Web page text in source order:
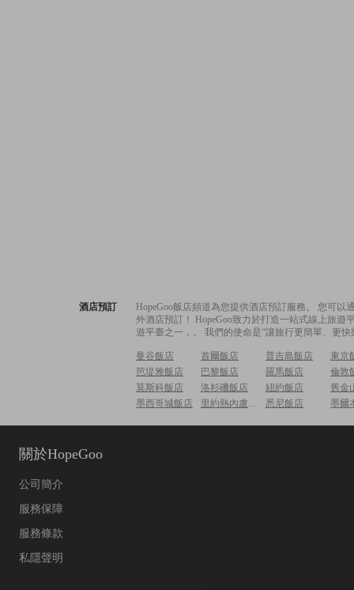
酒店預訂
HopeGoo飯店頻道為您提供酒店預訂服務。 您可
外酒店預訂！ HopeGoo致力於打造一站式線上旅
遊平臺之一，。 我們的使命是“讓旅行更簡單、更
曼谷飯店 首爾飯店 普吉島飯店
東京
芭堤雅飯店
巴黎飯店 羅馬飯店
倫敦
莫斯科飯店
洛杉磯飯店 紐約飯店
舊金
墨西哥城飯店
里約熱內盧飯店 悉尼飯店 墨爾
關於HopeGoo
公司簡介
服務保障
服務條款
私隱聲明